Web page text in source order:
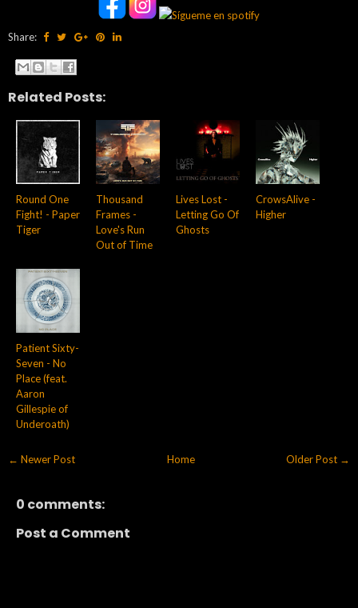
Share:
Related Posts:
Round One
Fight! - Paper
Tiger
Thousand
Frames -
Love's Run
Out of Time
Lives Lost -
Letting Go Of
Ghosts
CrowsAlive -
Higher
Patient Sixty-
Seven - No
Place (feat.
Aaron
Gillespie of
Underoath)
← Newer Post Older Post →
Home
0 comments:
Post a Comment